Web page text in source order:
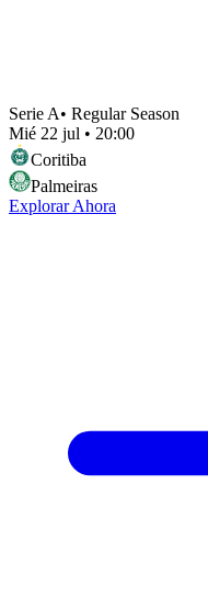
Serie A• Regular Season
Mié 22 jul • 20:00
Coritiba
Palmeiras
Explorar Ahora